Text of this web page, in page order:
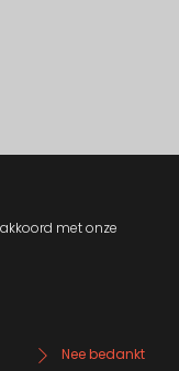
met onze
Nee bedankt